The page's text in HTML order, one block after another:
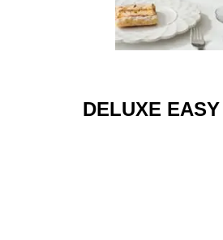
DELUXE